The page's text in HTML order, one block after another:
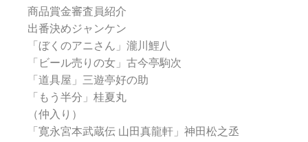
商品賞金審査員紹介
出番決めジャンケン
「ぼくのアニさん」瀧川鯉八
「ビール売りの女」古今亭駒次
「道具屋」三遊亭好の助
「もう半分」桂夏丸
（仲入り）
「寛永宮本武蔵伝 山田真龍軒」神田松之丞